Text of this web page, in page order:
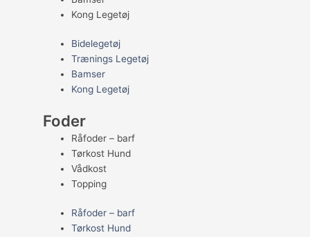
Kong Legetøj
Bidelegetøj
Trænings Legetøj
Bamser
Kong Legetøj
Foder
Råfoder – barf
Tørkost Hund
Vådkost
Topping
Råfoder – barf
Tørkost Hund